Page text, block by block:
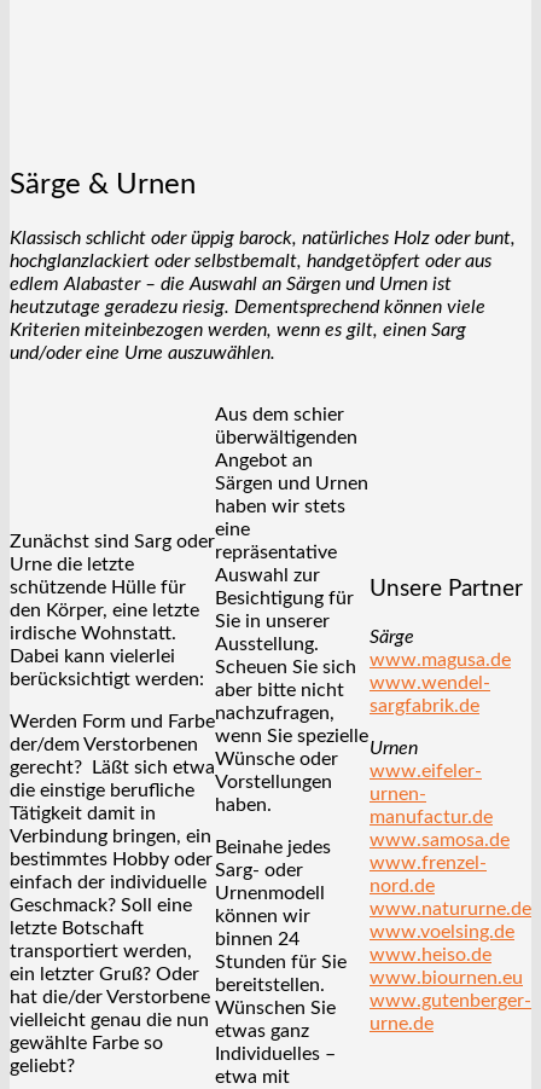
Särge & Urnen
Klassisch schlicht oder üppig barock, natürliches Holz oder bunt,
hochglanzlackiert oder selbstbemalt, handgetöpfert oder aus
edlem Alabaster – die Auswahl an Särgen und Urnen ist
heutzutage geradezu riesig. Dementsprechend können viele
Kriterien miteinbezogen werden, wenn es gilt, einen Sarg
und/oder eine Urne auszuwählen.
Zunächst sind Sarg oder
Urne die letzte
schützende Hülle für
den Körper, eine letzte
irdische Wohnstatt.
Dabei kann vielerlei
berücksichtigt werden:
Werden Form und Farbe
der/dem Verstorbenen
gerecht? Läßt sich etwa
die einstige berufliche
Tätigkeit damit in
Verbindung bringen, ein
bestimmtes Hobby oder
einfach der individuelle
Geschmack? Soll eine
letzte Botschaft
transportiert werden,
ein letzter Gruß? Oder
hat die/der Verstorbene
vielleicht genau die nun
gewählte Farbe so
geliebt?
Aus dem schier
überwältigenden
Angebot an
Särgen und Urnen
haben wir stets
eine
repräsentative
Auswahl zur
Besichtigung für
Sie in unserer
Ausstellung.
Scheuen Sie sich
aber bitte nicht
nachzufragen,
wenn Sie spezielle
Wünsche oder
Vorstellungen
haben.
Beinahe jedes
Sarg- oder
Urnenmodell
können wir
binnen 24
Stunden für Sie
bereitstellen.
Wünschen Sie
etwas ganz
Individuelles –
etwa mit
Unsere Partner
Särge
www.magusa.de
www.wendel-
sargfabrik.de
Urnen
www.eifeler-
urnen-
manufactur.de
www.samosa.de
www.frenzel-
nord.de
www.natururne.de
www.voelsing.de
www.heiso.de
www.biournen.eu
www.gutenberger-
urne.de